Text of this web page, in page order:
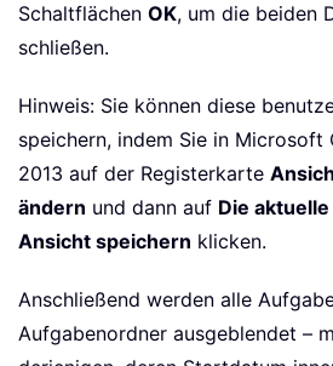
Schaltflächen OK, um die beiden
schließen.
Hinweis: Sie können diese
speichern, indem Sie in Microsoft
2013 auf der Registerkarte
ändern und dann auf Die
Ansicht speichern klicken.
Anschließend werden alle
Aufgabenordner ausgeblendet –